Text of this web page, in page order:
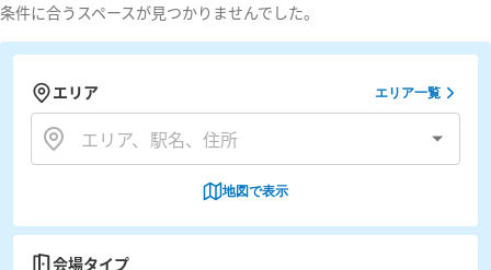
条件に合うスペースが見つかりませんでした。
エリア エリア一覧
地図で表示
会場タイプ